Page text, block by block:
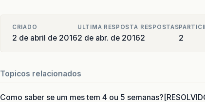
CRIADO
2 de abril de 2016
ULTIMA RESPOSTA
2 de abr. de 2016
RESPOSTAS
2 2
Topicos relacionados
Como saber se um mes tem 4 ou 5